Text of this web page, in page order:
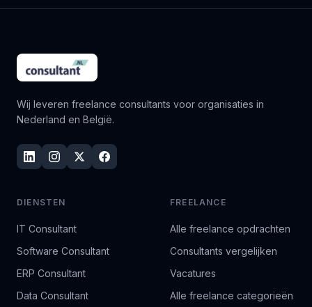
Wij leveren freelance consultants voor organisaties in
Nederland en België.
DIENSTEN
IT Consultant
Software Consultant
ERP Consultant
Data Consultant
FREELANCE
Alle freelance opdrachten
Consultants vergelijken
Vacatures
Alle freelance categorieën